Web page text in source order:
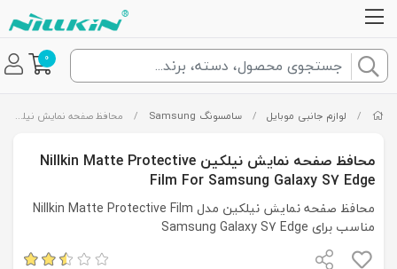
0
/ لوازم جانبی موبایل / سامسونگ Samsung / محافظ صفحه نمایش نیلکین Nillkin Matte Protective Film For Samsung Galaxy S7 Edge
محافظ صفحه نمایش نیلکین Nillkin Matte Protective
Film For Samsung Galaxy S7 Edge
محافظ صفحه نمایش نیلکین مدل Nillkin Matte Protective Film
مناسب برای Samsung Galaxy S7 Edge